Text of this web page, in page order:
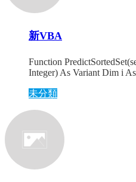
新VBA
Function
Integer) As Variant Dim i
未分類